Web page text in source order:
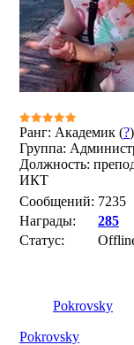
Ранг: Академик (?)
Группа:
Должность:
ИКТ
Сообщений: 7235
Награды:
285
Статус:
Pokrovsky
Pokrovsky